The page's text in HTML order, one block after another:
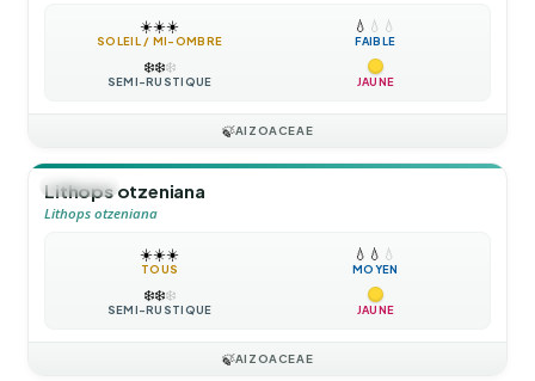
☀️☀️☀️
SOLEIL / MI-OMBRE
💧 💧 💧
FAIBLE
❄️❄️❄️
SEMI-RUSTIQUE JAUNE
🍃AIZOACEAE
🪴VIVACE
Lithops otzeniana
Lithops otzeniana
☀️☀️☀️
TOUS
💧 💧 💧
MOYEN
❄️❄️❄️
SEMI-RUSTIQUE JAUNE
🍃AIZOACEAE